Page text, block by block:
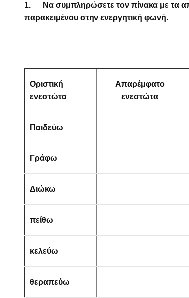
1.
Να συμπληρώσετε τον πίνακα με τα
παρακειμένου στην ενεργητική φωνή.
Οριστική
ενεστώτα
Απαρέμφατο
ενεστώτα
Παιδεύω
Γράφω
Διώκω
πείθω
κελεύω
θεραπεύω